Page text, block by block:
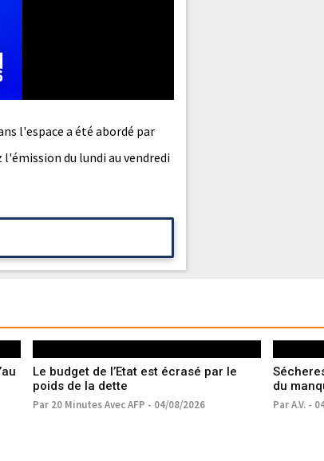
l'espace a été abordé par
du lundi au vendredi
Le budget de l’Etat est écrasé par le
poids de la dette
Par 20 Minutes Avec AFP - 04/08/2026
du
France
Par A.V. -